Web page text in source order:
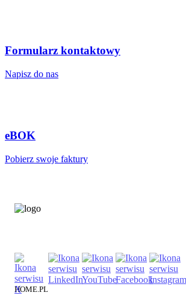
Formularz kontaktowy
Napisz do nas
eBOK
Pobierz swoje faktury
HOME.PL